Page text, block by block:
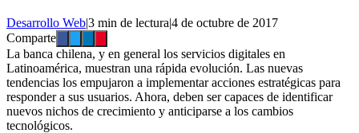
Desarrollo Web|3 min de lectura|4 de octubre de 2017
Comparte
La banca chilena, y en general los servicios digitales en
Latinoamérica, muestran una rápida evolución. Las nuevas
tendencias los empujaron a implementar acciones estratégicas para
responder a sus usuarios. Ahora, deben ser capaces de identificar
nuevos nichos de crecimiento y anticiparse a los cambios
tecnológicos.